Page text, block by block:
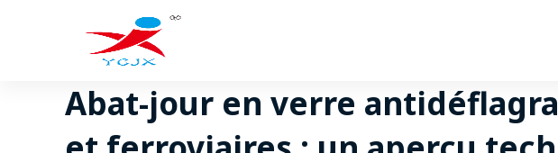
Abat-jour en verre